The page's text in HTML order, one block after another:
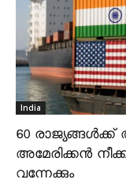
India
60
അമേരിക്കൻ
വന്നേക്കും